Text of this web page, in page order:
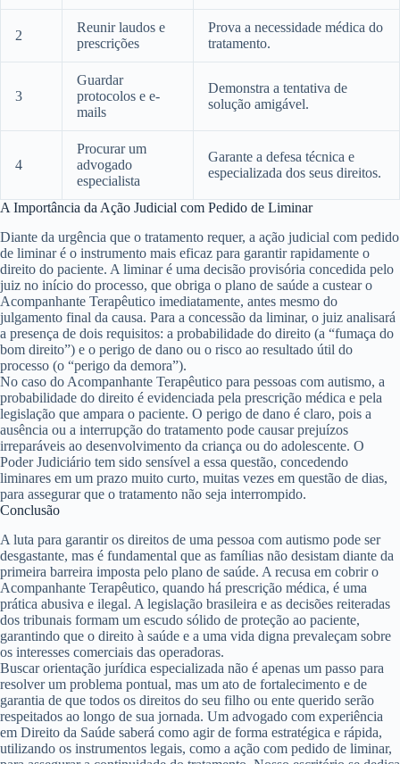
2
Reunir laudos e
prescrições
Prova a necessidade médica do
tratamento.
3
Guardar
protocolos e e-
mails
Demonstra a tentativa de
solução amigável.
4
Procurar um
advogado
especialista
Garante a defesa técnica e
especializada dos seus direitos.
A Importância da Ação Judicial com Pedido de Liminar
Diante da urgência que o tratamento requer, a ação judicial com pedido
de liminar é o instrumento mais eficaz para garantir rapidamente o
direito do paciente. A liminar é uma decisão provisória concedida pelo
juiz no início do processo, que obriga o plano de saúde a custear o
Acompanhante Terapêutico imediatamente, antes mesmo do
julgamento final da causa. Para a concessão da liminar, o juiz analisará
a presença de dois requisitos: a probabilidade do direito (a “fumaça do
bom direito”) e o perigo de dano ou o risco ao resultado útil do
processo (o “perigo da demora”).
No caso do Acompanhante Terapêutico para pessoas com autismo, a
probabilidade do direito é evidenciada pela prescrição médica e pela
legislação que ampara o paciente. O perigo de dano é claro, pois a
ausência ou a interrupção do tratamento pode causar prejuízos
irreparáveis ao desenvolvimento da criança ou do adolescente. O
Poder Judiciário tem sido sensível a essa questão, concedendo
liminares em um prazo muito curto, muitas vezes em questão de dias,
para assegurar que o tratamento não seja interrompido.
Conclusão
A luta para garantir os direitos de uma pessoa com autismo pode ser
desgastante, mas é fundamental que as famílias não desistam diante da
primeira barreira imposta pelo plano de saúde. A recusa em cobrir o
Acompanhante Terapêutico, quando há prescrição médica, é uma
prática abusiva e ilegal. A legislação brasileira e as decisões reiteradas
dos tribunais formam um escudo sólido de proteção ao paciente,
garantindo que o direito à saúde e a uma vida digna prevaleçam sobre
os interesses comerciais das operadoras.
Buscar orientação jurídica especializada não é apenas um passo para
resolver um problema pontual, mas um ato de fortalecimento e de
garantia de que todos os direitos do seu filho ou ente querido serão
respeitados ao longo de sua jornada. Um advogado com experiência
em Direito da Saúde saberá como agir de forma estratégica e rápida,
utilizando os instrumentos legais, como a ação com pedido de liminar,